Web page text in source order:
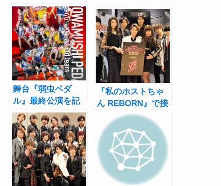
舞台『弱虫ペダ
ル』最終公演を記
念しゲスト登壇企
画＆過去作の週末
無料配信を実施
『私のホストちゃ
ん REBORN』で接
客VR体験！お披露
目会見でLead古屋
敬多、照れまくり!!